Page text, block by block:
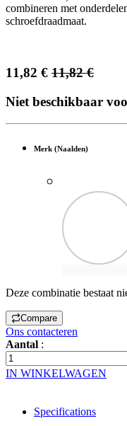
combineren met
schroefdraadmaat.
11,82 € 11,82€
Niet beschikbaar
Merk (Naalden)
Deze combinatie bestaat
Compare
Ons contacteren
Aantal :
IN WINKELWAGEN
Specifications